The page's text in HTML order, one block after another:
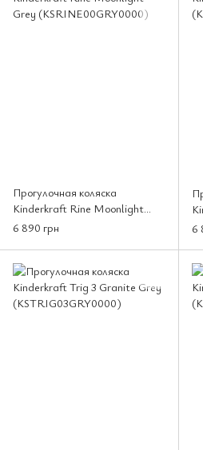
Прогулочная коляска
Kinderkraft Rine Moonlight
Grey (KSRINE00GRY0000)
6 890 грн 6